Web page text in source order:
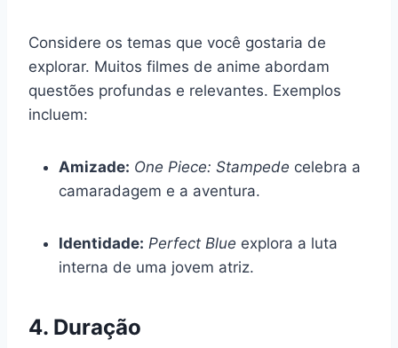
Considere os temas que você gostaria de
explorar. Muitos filmes de anime abordam
questões profundas e relevantes. Exemplos
incluem:
Amizade: One Piece: Stampede celebra a
camaradagem e a aventura.
Identidade: Perfect Blue explora a luta
interna de uma jovem atriz.
4. Duração